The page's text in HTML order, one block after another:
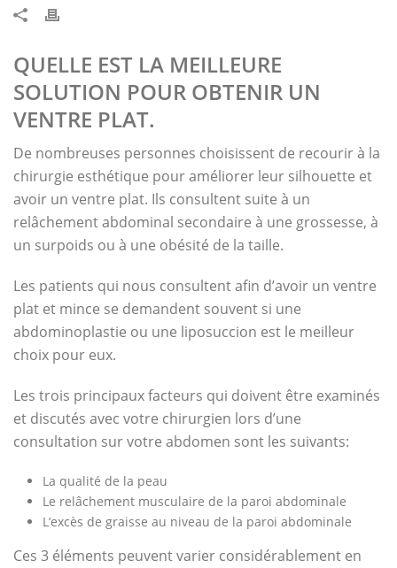
QUELLE EST LA MEILLEURE
SOLUTION POUR OBTENIR UN
VENTRE PLAT.
De nombreuses personnes choisissent de recourir à la
chirurgie esthétique pour améliorer leur silhouette et
avoir un ventre plat. Ils consultent suite à un
relâchement abdominal secondaire à une grossesse, à
un surpoids ou à une obésité de la taille.
Les patients qui nous consultent afin d’avoir un ventre
plat et mince se demandent souvent si une
abdominoplastie ou une liposuccion est le meilleur
choix pour eux.
Les trois principaux facteurs qui doivent être examinés
et discutés avec votre chirurgien lors d’une
consultation sur votre abdomen sont les suivants:
La qualité de la peau
Le relâchement musculaire de la paroi abdominale
L’excès de graisse au niveau de la paroi abdominale
Ces 3 éléments peuvent varier considérablement en